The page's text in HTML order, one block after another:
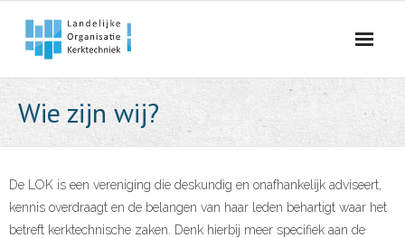
content
Wie zijn wij?
De LOK is een vereniging die deskundig en onafhankelijk adviseert,
kennis overdraagt en de belangen van haar leden behartigt waar het
betreft kerktechnische zaken. Denk hierbij meer specifiek aan de